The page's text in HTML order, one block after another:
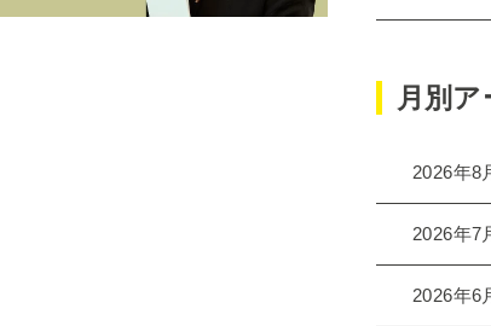
月別
2026年8
2026年7
2026年6